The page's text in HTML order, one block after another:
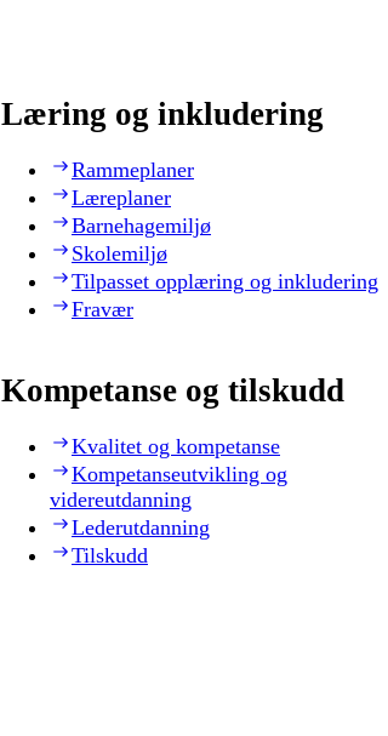
Læring og inkludering
Rammeplaner
Læreplaner
Barnehagemiljø
Skolemiljø
Tilpasset opplæring og inkludering
Fravær
Kompetanse og tilskudd
Kvalitet og kompetanse
Kompetanseutvikling og
videreutdanning
Lederutdanning
Tilskudd